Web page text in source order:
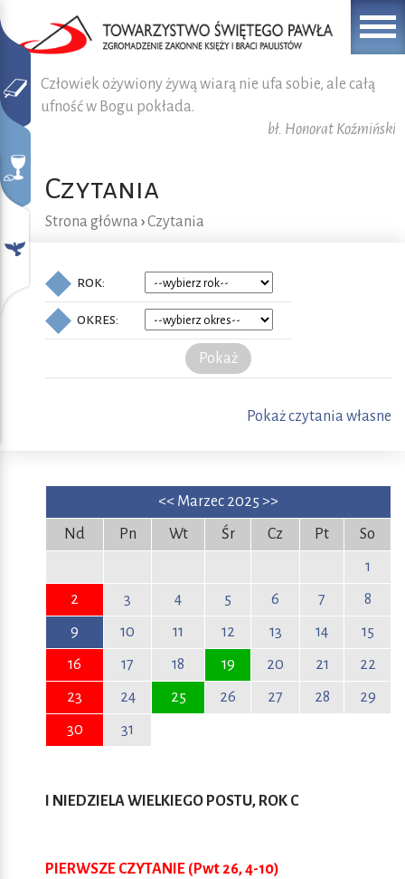
Człowiek ożywiony żywą wiarą nie ufa sobie, ale całą
ufność w Bogu pokłada.
bł. Honorat Koźmiński
Czytania
Strona główna ›Czytania
rok:
okres:
Pokaż
Pokaż czytania własne
<< Marzec 2025 >>
Nd
Pn Wt Śr Cz Pt
So
1
2
3 4 5 6 7
8
9
10 11 12 13 14
15
16
17 18 19 20 21
22
23
24 25 26 27 28
29
30
31
I NIEDZIELA WIELKIEGO POSTU, ROK C
PIERWSZE CZYTANIE (Pwt 26, 4-10)